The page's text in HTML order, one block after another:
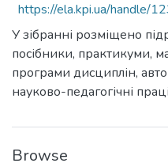
https://ela.kpi.ua/handle/
У зібранні розміщено
посібники, практикуми,
програми дисциплін,
науково-педагогічні
Browse